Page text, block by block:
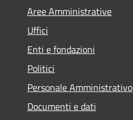
Aree Amministrative
Uffici
Enti e fondazioni
Politici
Personale Amministrativo
Documenti e dati